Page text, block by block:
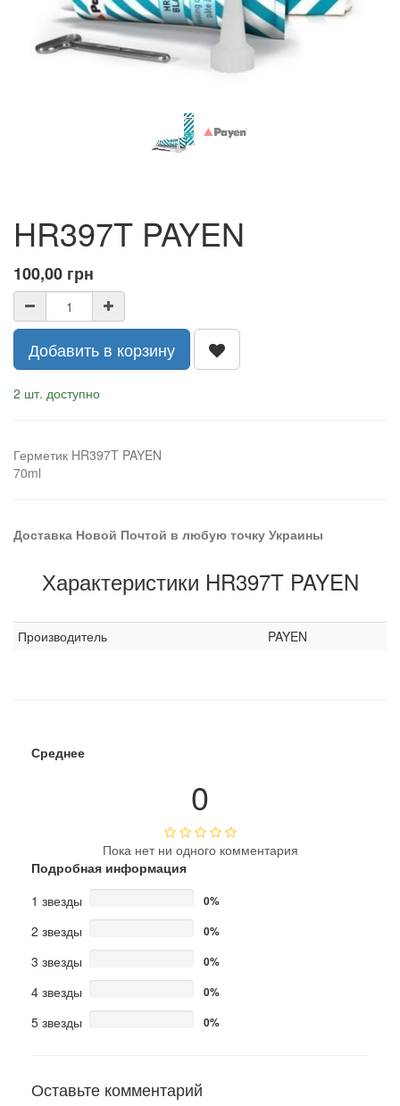
HR397T PAYEN
100,00 грн
Добавить в корзину
2 шт. доступно
Герметик HR397T PAYEN
70ml
Доставка Новой Почтой в любую точку Украины
Характеристики HR397T PAYEN
Производитель PAYEN
Среднее
0
Пока нет ни одного комментария
Подробная информация
1 звезды
0%
2 звезды 0%
3 звезды 0%
4 звезды 0%
5 звезды 0%
Оставьте комментарий